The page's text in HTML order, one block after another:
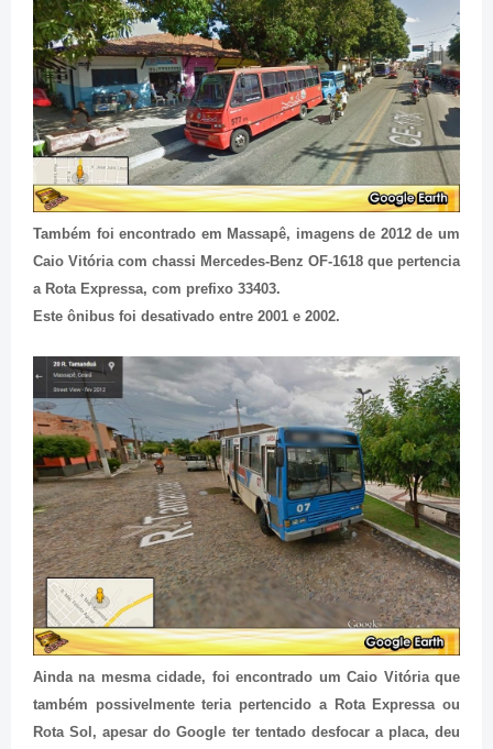
Também foi encontrado em Massapê, imagens de 2012 de um
Caio Vitória com chassi Mercedes-Benz OF-1618 que pertencia
a Rota Expressa, com prefixo 33403.
Este ônibus foi desativado entre 2001 e 2002.
Ainda na mesma cidade, foi encontrado um Caio Vitória que
também possivelmente teria pertencido a Rota Expressa ou
Rota Sol, apesar do Google ter tentado desfocar a placa, deu